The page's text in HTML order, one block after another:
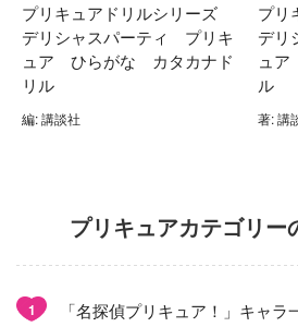
プリキュアドリルシリーズ
デリシャスパーティ プリキ
ュア ひらがな カタカナド
リル
編: 講談社
プリ
デリ
ュ
ル
著: 講
プリキュアカテゴリー
1 「名探偵プリキュア！」キャラ